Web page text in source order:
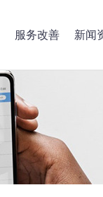
服务改善 新闻